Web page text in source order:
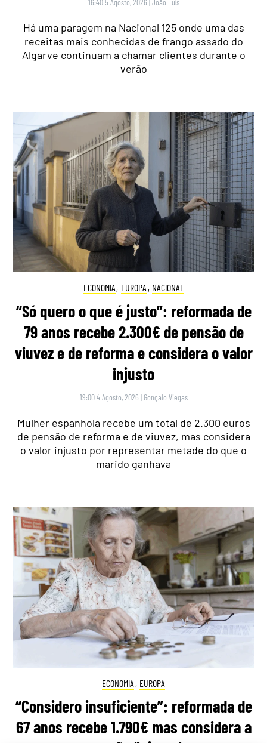
Há uma paragem na Nacional 125 onde uma das
receitas mais conhecidas de frango assado do
Algarve continuam a chamar clientes durante o
verão
ECONOMIA, EUROPA , NACIONAL
“Só quero o que é justo”: reformada de
79 anos recebe 2.300€ de pensão de
viuvez e de reforma e considera o valor
injusto
19:00 4 Agosto, 2026 | Gonçalo Viegas
Mulher espanhola recebe um total de 2.300 euros
de pensão de reforma e de viuvez, mas considera
o valor injusto por representar metade do que o
marido ganhava
ECONOMIA , EUROPA
“Considero insuficiente”: reformada de
67 anos recebe 1.790€ mas considera a